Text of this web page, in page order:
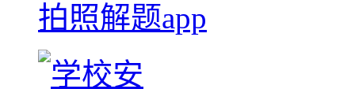
拍照解题app